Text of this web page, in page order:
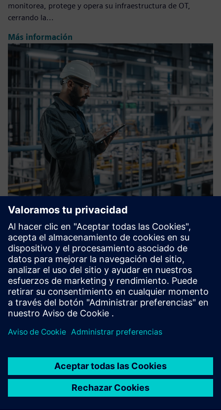
monitorea, protege y opera su infraestructura de OT,
cerrando la...
Más información
OT Blueprint
Implementaciones más rápidas, seguridad constante,
menos sorpresas en la puesta en funcionamiento. OT
Blueprint es el estándar de diseño conjunto de
Siemens/EnterireTEC para líneas de producción nuevas y en
expansión, construido p...
Más información